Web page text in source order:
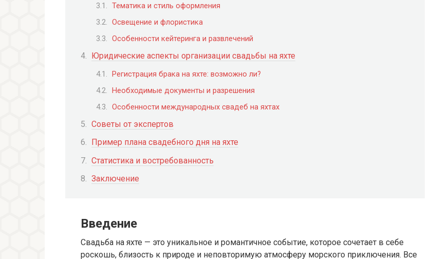
Тематика и стиль оформления
Освещение и флористика
Особенности кейтеринга и развлечений
Юридические аспекты организации свадьбы на яхте
Регистрация брака на яхте: возможно ли?
Необходимые документы и разрешения
Особенности международных свадеб на яхтах
Советы от экспертов
Пример плана свадебного дня на яхте
Статистика и востребованность
Заключение
Введение
Свадьба на яхте — это уникальное и романтичное событие, которое сочетает в себе
роскошь, близость к природе и неповторимую атмосферу морского приключения. Все